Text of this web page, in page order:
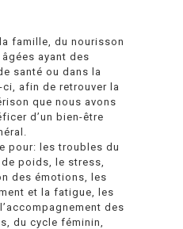
famille, du nourisson
ayant des
santé ou dans la
afin de retrouver la
que nous avons
d’un bien-être
pour: les troubles du
poids, le stress,
des émotions, les
et la fatigue, les
des
du cycle féminin,